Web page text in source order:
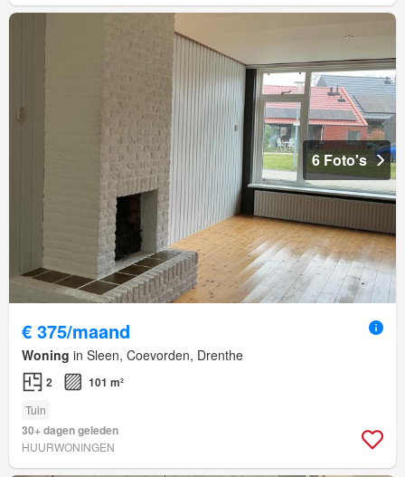
6 Foto's
€ 375/maand
Woning in Sleen, Coevorden, Drenthe
2 101 m²
Tuin
30+ dagen geleden
HUURWONINGEN